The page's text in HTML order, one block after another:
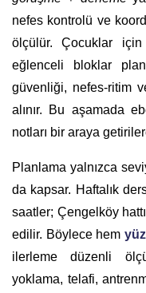
nefes kontrolü ve
ölçülür. Çocuklar
eğlenceli bloklar
güvenliği, nefes-ritim
alınır. Bu aşamada
notları bir araya
Planlama yalnızca
da kapsar. Haftalık
saatler; Çengelköy
edilir. Böylece hem
ilerleme düzenli
yoklama, telafi,